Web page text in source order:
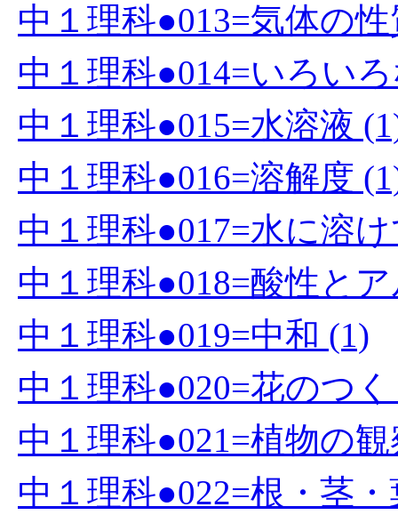
中１理科●013=気体の性
中１理科●014=いろい
中１理科●015=水溶液
中１理科●016=溶解度
中１理科●017=水に溶
中１理科●018=酸性と
中１理科●019=中和 (1)
中１理科●020=花のつ
中１理科●021=植物の観
中１理科●022=根・茎